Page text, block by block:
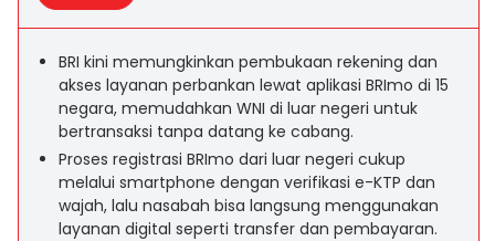
BRI kini memungkinkan pembukaan rekening dan
akses layanan perbankan lewat aplikasi BRImo di 15
negara, memudahkan WNI di luar negeri untuk
bertransaksi tanpa datang ke cabang.
Proses registrasi BRImo dari luar negeri cukup
melalui smartphone dengan verifikasi e-KTP dan
wajah, lalu nasabah bisa langsung menggunakan
layanan digital seperti transfer dan pembayaran.